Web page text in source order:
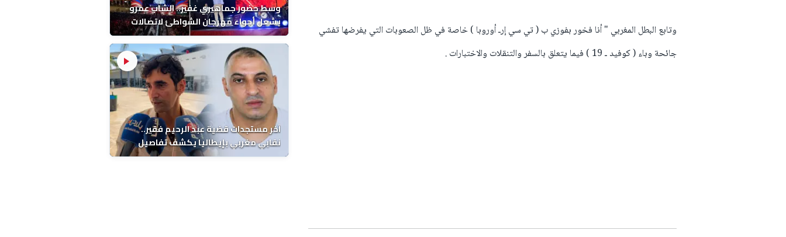
وسط حضور جماهيري غفير.. الشاب عمرو
يشعل أجواء مهرجان الشواطئ لاتصالات
المغرب بطنجة
آخر مستجدات قضية عبد الرحيم فقير..
نقابي مغربي بإيطاليا يكشف تفاصيل
الوفاة ونتائج التشريح
وتابع البطل المغربي " أنا فخور بفوزي ب ( تي سي إرـ أوروبا ) خاصة في ظل الصعوبات التي يفرضها تفشي
جائحة وباء ( كوفيد ـ 19 ) فيما يتعلق بالسفر والتنقلات والاختبارات .